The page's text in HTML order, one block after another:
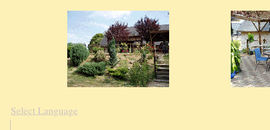
Select Language